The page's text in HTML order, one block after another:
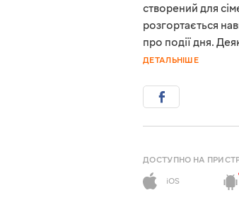
створений для
розгортається
про події дня.
ДЕТАЛЬНІШЕ
ДОСТУПНО НА
iOS